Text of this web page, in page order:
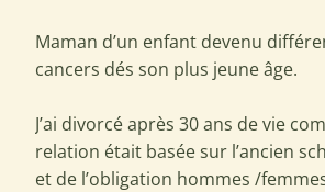
Maman d’un enfant devenu
cancers dés son plus jeune âge.
J’ai divorcé après 30 ans de vie
relation était basée sur l’ancien
et de l’obligation hommes /